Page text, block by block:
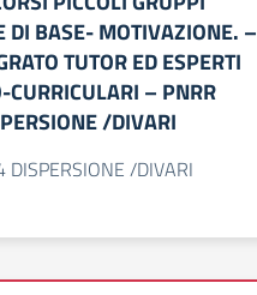
DI BASE- MOTIVAZIONE. –
TUTOR ED ESPERTI
CURRICULARI – PNRR
/DIVARI
/DIVARI